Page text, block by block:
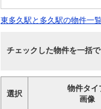
東多久駅と多久駅の物件一
チェックした物件を一括で
選択
物件タイ
画像